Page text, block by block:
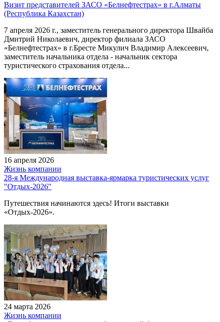
Визит представителей ЗАСО «Белнефтестрах» в г.Алматы
(Республика Казахстан)
7 апреля 2026 г., заместитель генерального директора Швайба
Дмитрий Николаевич, директор филиала ЗАСО
«Белнефтестрах» в г.Бресте Микулич Владимир Алексеевич,
заместитель начальника отдела - начальник сектора
туристического страхования отдела...
16 апреля 2026
Жизнь компании
28-я Международная выставка-ярмарка туристических услуг
"Отдых-2026"
Путешествия начинаются здесь! Итоги выставки
«Отдых-2026».
24 марта 2026
Жизнь компании